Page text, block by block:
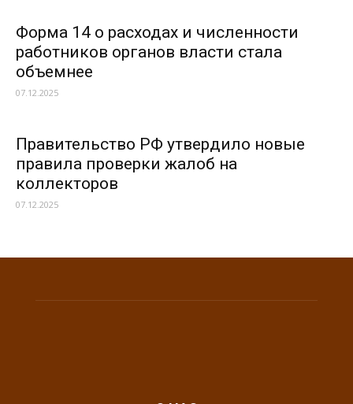
Форма 14 о расходах и численности
работников органов власти стала
объемнее
07.12.2025
Правительство РФ утвердило новые
правила проверки жалоб на
коллекторов
07.12.2025